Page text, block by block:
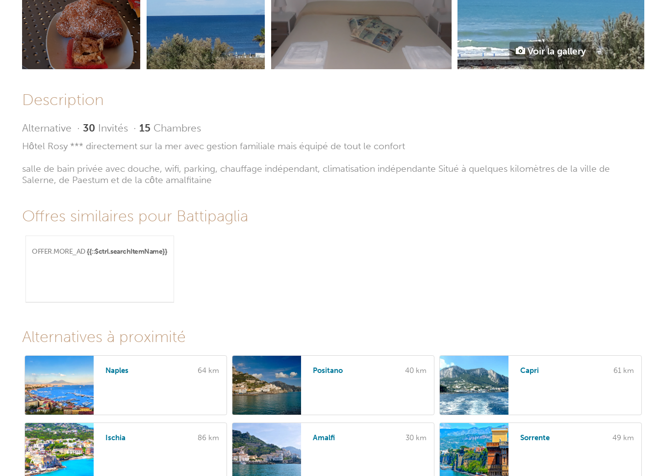
Voir la gallery
Description
Alternative · 30 Invités · 15 Chambres
Hôtel Rosy *** directement sur la mer avec gestion familiale mais équipé de tout le confort
salle de bain privée avec douche, wifi, parking, chauffage indépendant, climatisation indépendante Situé à quelques kilomètres de la ville de
Salerne, de Paestum et de la côte amalfitaine
Offres similaires pour Battipaglia
OFFER.MORE_AD {{::$ctrl.searchItemName}}
Alternatives à proximité
Naples 64 km Positano 40 km Capri 61 km
Ischia 86 km Amalfi 30 km Sorrente 49 km